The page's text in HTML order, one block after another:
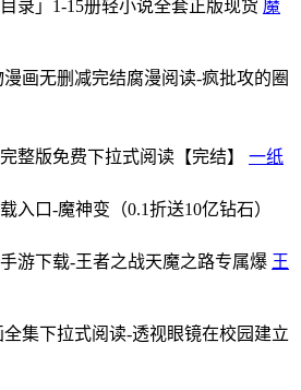
魔
一纸
王